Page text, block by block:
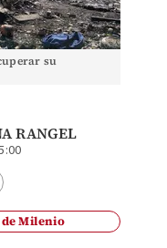
su
RANGEL
Milenio